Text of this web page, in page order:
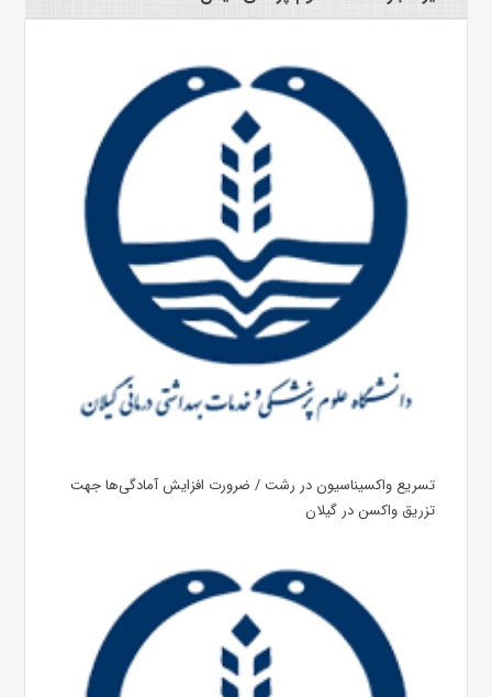
تسریع واکسیناسیون در رشت / ضرورت افزایش آمادگی‌ها جهت
تزریق واکسن در گیلان